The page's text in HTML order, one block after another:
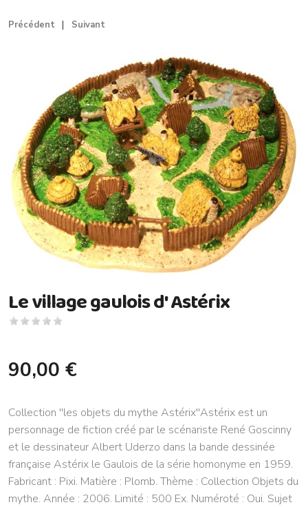
Précédent Suivant
Le village gaulois d' Astérix
90,00 €
Collection ''les objets du mythe Astérix''Astérix est un
personnage de fiction créé par le scénariste René Goscinny
et le dessinateur Albert Uderzo dans la bande dessinée
française Astérix le Gaulois de la série homonyme en 1959.
Fabricant : Pixi. Matière : Plomb. Thème : Collection Objets du
mythe. Année : 2006. Limité : 500 Ex. Numéroté : Oui. Sujet